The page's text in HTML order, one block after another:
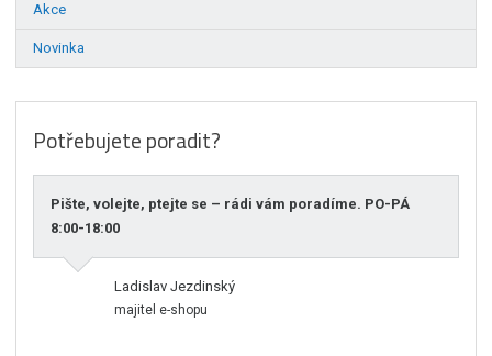
Akce
Novinka
Potřebujete poradit?
Pište, volejte, ptejte se – rádi vám poradíme. PO-PÁ
8:00-18:00
Ladislav Jezdinský
majitel e-shopu